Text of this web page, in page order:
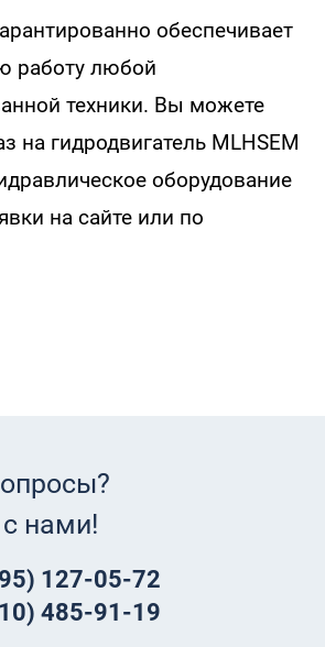
обеспечивает
работу любой
техники. Вы можете
на гидродвигатель MLHSEM
оборудование
на сайте или по
нами!
127-05-72
485-91-19